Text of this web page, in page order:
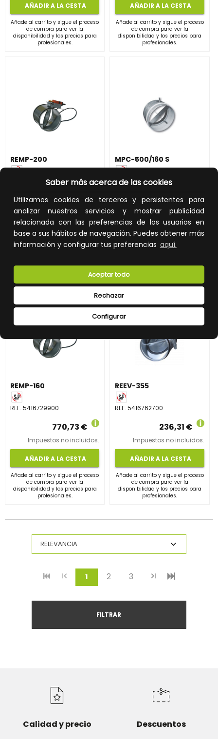
Saber más acerca de las cookies
Utilizamos cookies de terceros y persistentes para
analizar nuestros servicios y mostrar publicidad
relacionada con las preferencias de los usuarios en
base a sus hábitos de navegación. Puedes obtener más
información y configurar tus preferencias aquí.
Configurar
Rechazar
Aceptar todo
AÑADIR A LA CESTA
Añade al carrito y sigue el proceso
de compra para ver la
disponibilidad y los precios para
profesionales.
AÑADIR A LA CESTA
Añade al carrito y sigue el proceso
de compra para ver la
disponibilidad y los precios para
profesionales.
REMP-200
5416730000
795,95 €
Impuestos no incluidos.
AÑADIR A LA CESTA
Añade al carrito y sigue el proceso
MPC-500/160 S
REF:5418061900
96,93 €
Impuestos no incluidos.
AÑADIR A LA CESTA
Añade al carrito y sigue el proceso
REMP-160
REF: 5416729900
770,73 €
Impuestos no incluidos.
AÑADIR A LA CESTA
Añade al carrito y sigue el proceso
de compra para ver la
disponibilidad y los precios para
profesionales.
REEV-355
REF:5416762700
236,31 €
Impuestos no incluidos.
AÑADIR A LA CESTA
Añade al carrito y sigue el proceso
de compra para ver la
disponibilidad y los precios para
profesionales.
1(current)
2 3
FILTRAR
Calidad y precio Descuentos